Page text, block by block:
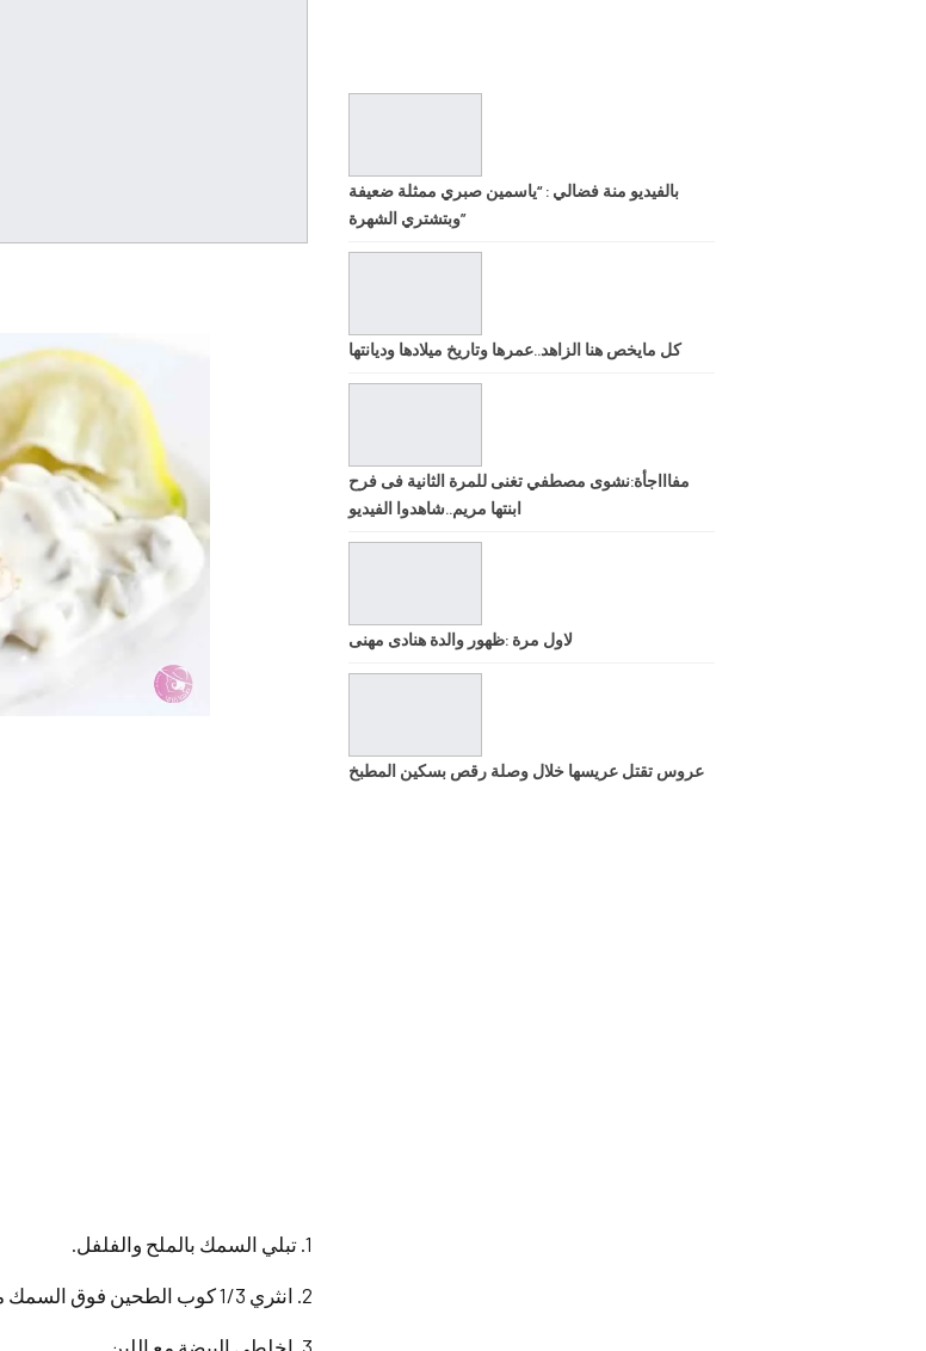
1. تبلي السمك بالملح والفلفل.
2. انثري 1/3 كوب الطحين فوق السمك من الجهتين.
3. اخلطي البيضة مع اللبن.
بالفيديو منة فضالي : “ياسمين صبري ممثلة ضعيفة
وبتشتري الشهرة”
كل مايخص هنا الزاهد..عمرها وتاريخ ميلادها وديانتها
مفاااجأة:نشوى مصطفي تغنى للمرة الثانية فى فرح
ابنتها مريم..شاهدوا الفيديو
لاول مرة :ظهور والدة هنادى مهنى
عروس تقتل عريسها خلال وصلة رقص بسكين المطبخ